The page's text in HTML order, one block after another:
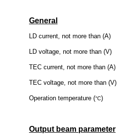
General
LD current, not more than (A)
LD voltage, not more than (V)
TEC current, not more than (A)
TEC voltage, not more than (V)
Operation temperature (°C)
Output beam parameter